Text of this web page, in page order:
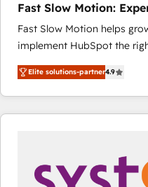
international offices and
Fast Slow Motion:
Salesforce
Fast Slow Motion helps
implement HubSpot the
with the flexibility to scale
Highly certified in both
bring deep experience in
integrations, and data
combines strong technical
business perspective.
Elite solutions-partner4.9